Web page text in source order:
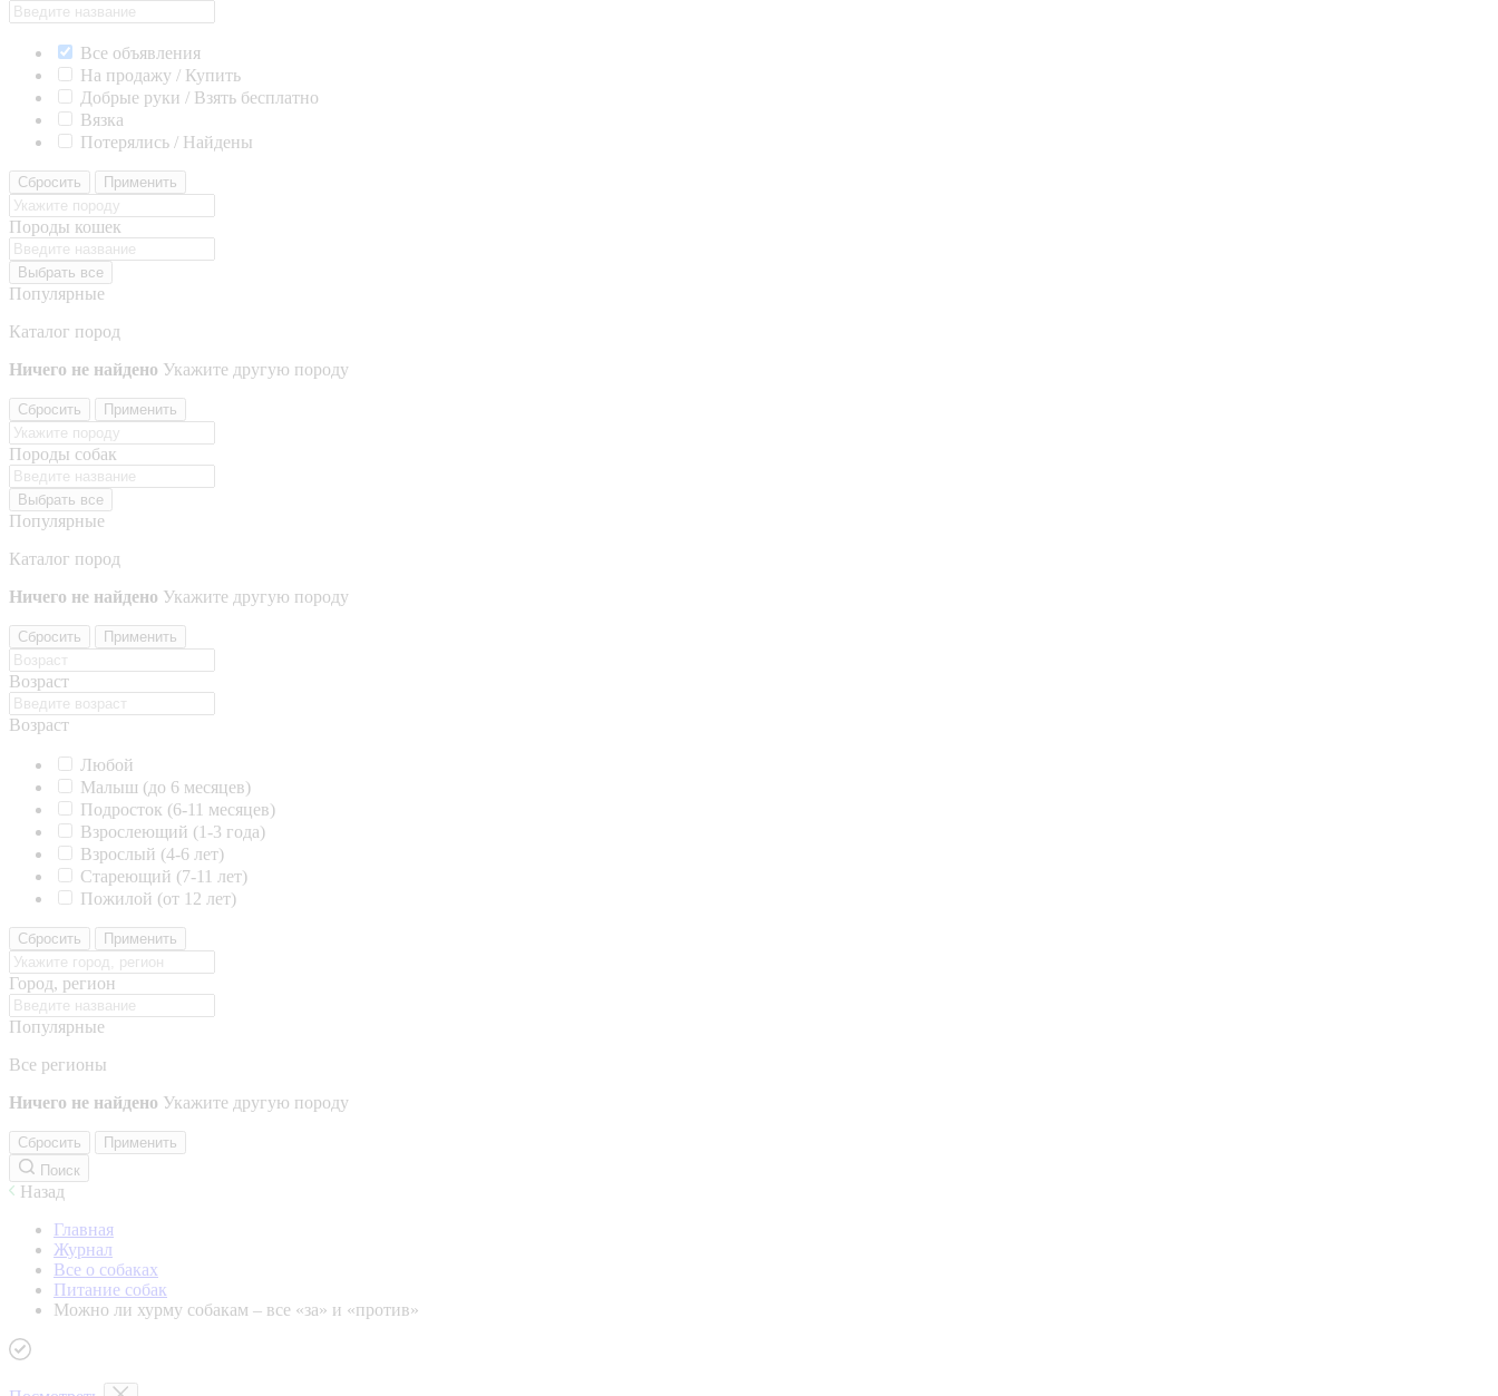
Все объявления
На продажу / Купить
Добрые руки / Взять бесплатно
Вязка
Потерялись / Найдены
Сбросить Применить
Породы кошек
Выбрать все
Популярные
Каталог пород
Ничего не найдено Укажите другую породу
Сбросить Применить
Породы собак
Выбрать все
Популярные
Каталог пород
Ничего не найдено Укажите другую породу
Сбросить Применить
Возраст
Возраст
Любой
Малыш (до 6 месяцев)
Подросток (6-11 месяцев)
Взрослеющий (1-3 года)
Взрослый (4-6 лет)
Стареющий (7-11 лет)
Пожилой (от 12 лет)
Сбросить Применить
Город, регион
Популярные
Все регионы
Ничего не найдено Укажите другую породу
Сбросить
Применить
Поиск
Назад
Главная
Журнал
Все о собаках
Питание собак
Можно ли хурму собакам – все «за» и «против»